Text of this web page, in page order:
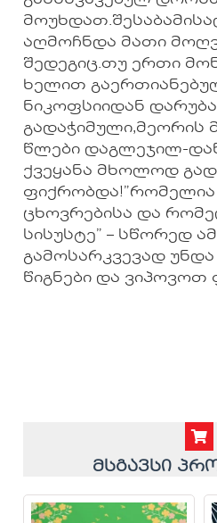
აღმოჩნდა მათი
შედეგიც.თუ ერთი
ხელით
ნიკოფსიიდან
გადაჭიმული,მეორის
წლები დაგლეჯილ-
ქვეყანა მხოლოდ
ფიქრობდა!”რომელია
ცხოვრებისა და
სისუსტე” – სწორედ
გამოსარკვევად
წიგნები და ვიპოვოთ
მსგავსი